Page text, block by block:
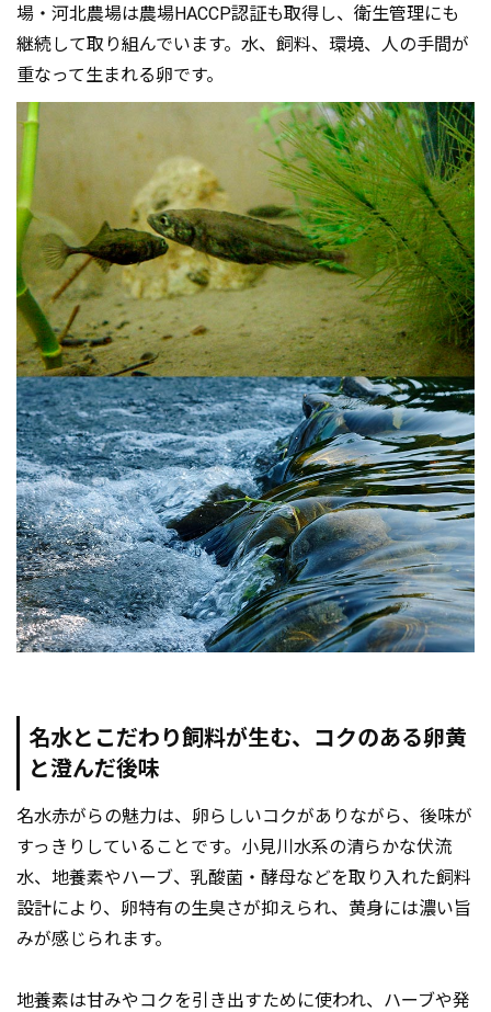
場・河北農場は農場HACCP認証も取得し、衛生管理にも
継続して取り組んでいます。水、飼料、環境、人の手間が
重なって生まれる卵です。
名水とこだわり飼料が生む、コクのある卵黄
と澄んだ後味
名水赤がらの魅力は、卵らしいコクがありながら、後味が
すっきりしていることです。小見川水系の清らかな伏流
水、地養素やハーブ、乳酸菌・酵母などを取り入れた飼料
設計により、卵特有の生臭さが抑えられ、黄身には濃い旨
みが感じられます。
地養素は甘みやコクを引き出すために使われ、ハーブや発